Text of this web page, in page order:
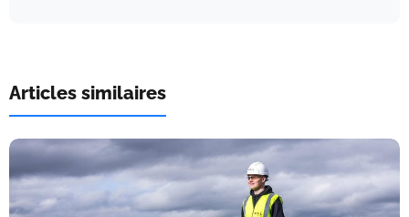
Articles similaires